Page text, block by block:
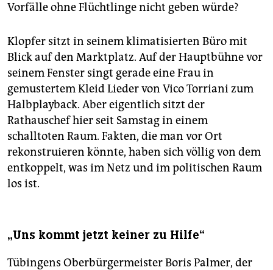
Vorfälle ohne Flüchtlinge nicht geben würde?
Klopfer sitzt in seinem klimatisierten Büro mit
Blick auf den Marktplatz. Auf der Hauptbühne vor
seinem Fenster singt gerade eine Frau in
gemustertem Kleid Lieder von Vico Torriani zum
Halbplayback. Aber eigentlich sitzt der
Rathauschef hier seit Samstag in einem
schalltoten Raum. Fakten, die man vor Ort
rekonstruieren könnte, haben sich völlig von dem
entkoppelt, was im Netz und im politischen Raum
los ist.
„Uns kommt jetzt keiner zu Hilfe“
Tübingens Oberbürgermeister Boris Palmer, der